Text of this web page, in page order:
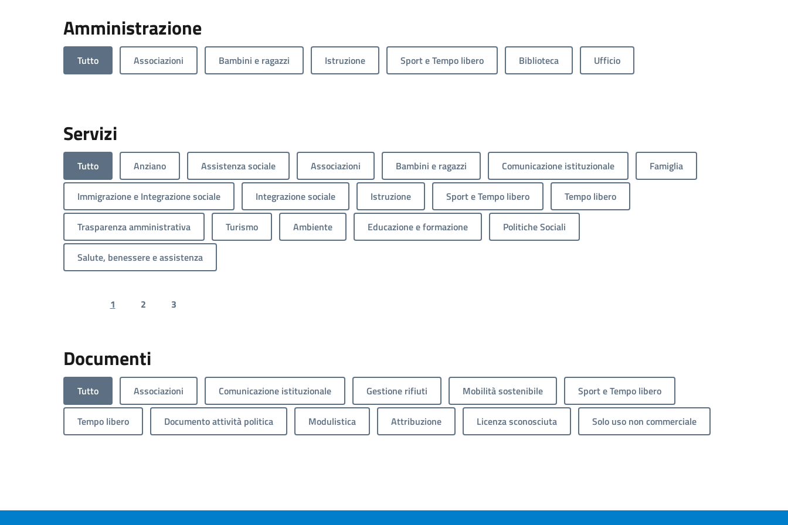
Amministrazione
Tutto Associazioni Bambini e ragazzi Istruzione Sport e Tempo libero Biblioteca Ufficio
Servizi
Tutto Anziano Assistenza sociale Associazioni Bambini e ragazzi Comunicazione istituzionale Famiglia
Immigrazione e Integrazione sociale Integrazione sociale Istruzione Sport e Tempo libero Tempo libero
Trasparenza amministrativa Turismo Ambiente Educazione e formazione Politiche Sociali
Salute, benessere e assistenza
Previous page
1 2 3
Documenti
Tutto Associazioni Comunicazione istituzionale Gestione rifiuti Mobilità sostenibile Sport e Tempo libero
Tempo libero Documento attività politica Modulistica Attribuzione Licenza sconosciuta Solo uso non commerciale